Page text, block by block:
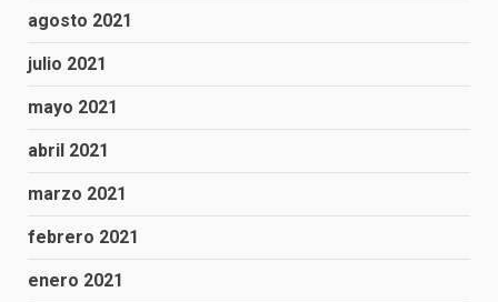
agosto 2021
julio 2021
mayo 2021
abril 2021
marzo 2021
febrero 2021
enero 2021